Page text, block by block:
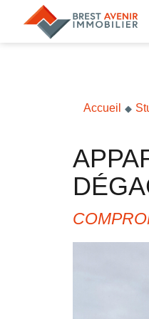
Accueil
Nos agences
Syndic de
Accueil
APPARTEMENT T1 A VENDRE BREST QUATRE MOULINS - VUE